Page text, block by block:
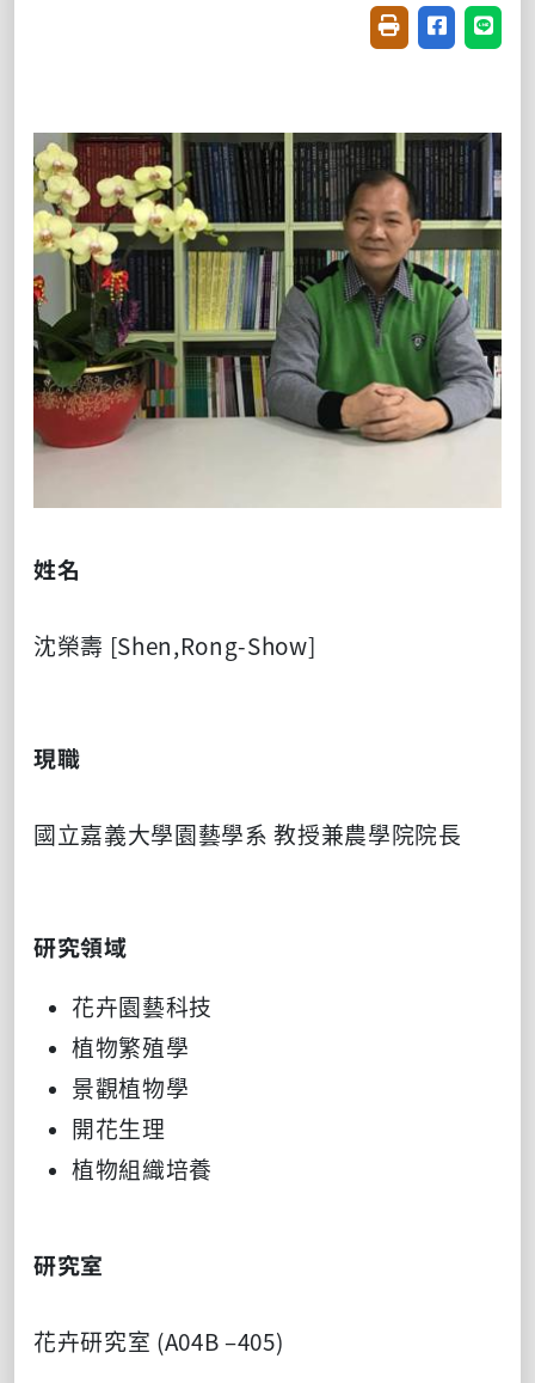
友善列印(開新視
分享至臉書
分享
姓名
沈榮壽 [Shen,Rong-Show]
現職
國立嘉義大學園藝學系 教授兼農學院院長
研究領域
花卉園藝科技
植物繁殖學
景觀植物學
開花生理
植物組織培養
研究室
花卉研究室 (A04B –405)